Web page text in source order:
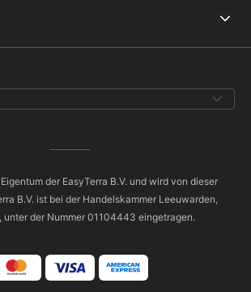
der EasyTerra B.V. und wird von dieser
B.V. ist bei der Handelskammer Leeuwarden,
unter der Nummer 01104443 eingetragen.